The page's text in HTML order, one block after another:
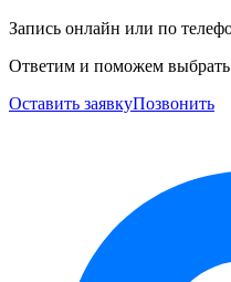
Запись онлайн или по
Ответим и поможем выбрать
Оставить заявкуПозвонить